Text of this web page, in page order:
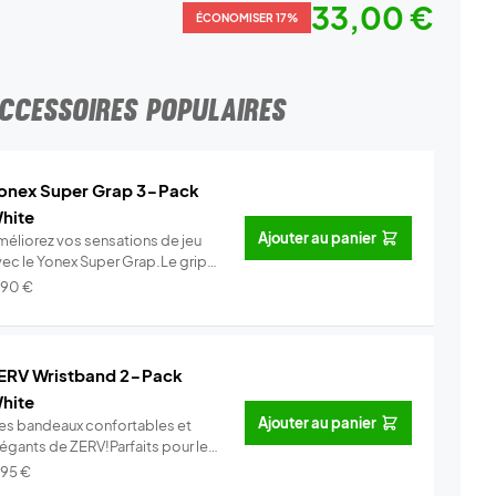
ÉCONOMISER 17% 33,00 €
POPULAIRES
Super Grap 3-Pack
vos sensations de jeu
le Yonex Super Grap.Le grip
Info
€
Ajouter au panier
Wristband 2-Pack
bandeaux confortables et
de ZERV!Parfaits pour le
Info
€
Ajouter au panier